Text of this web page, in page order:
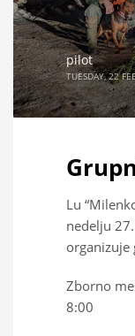
pilot
TUESDAY, 22
Lu
nedelju
organizuje
Zborno
8:00